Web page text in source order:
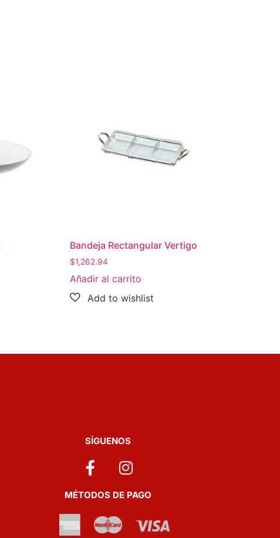
Bandeja Rectangular Vertigo
$1,262.94
Añadir al carrito
SÍGUENOS
MÉTODOS DE PAGO